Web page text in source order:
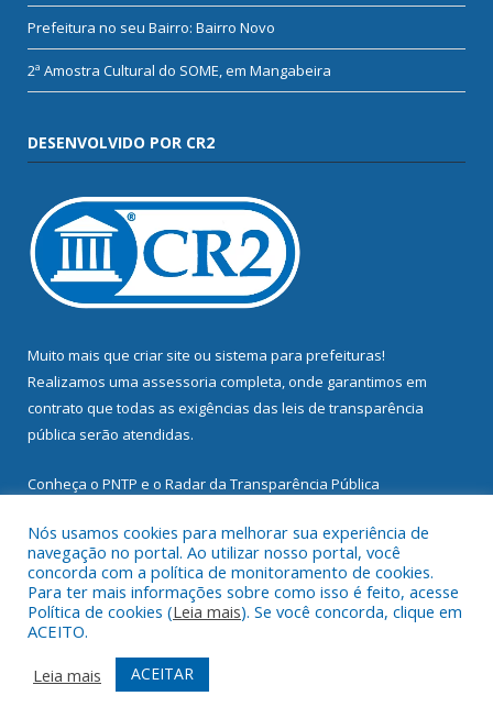
Prefeitura no seu Bairro: Bairro Novo
2ª Amostra Cultural do SOME, em Mangabeira
DESENVOLVIDO POR CR2
Muito mais que criar site ou sistema para prefeituras!
Realizamos uma assessoria completa, onde garantimos em
contrato que todas as exigências das leis de transparência
pública serão atendidas.
Conheça o PNTP e o Radar da Transparência Pública
Todos os direitos reservados a Prefeitura Municipal de
Mocajuba.
Mapa do Site
Acessar Área Administrativa
Acessar Webmail
Nós usamos cookies para melhorar sua experiência de
navegação no portal. Ao utilizar nosso portal, você
concorda com a política de monitoramento de cookies.
Para ter mais informações sobre como isso é feito, acesse
Política de cookies (Leia mais). Se você concorda, clique em
ACEITO.
Leia mais
ACEITAR